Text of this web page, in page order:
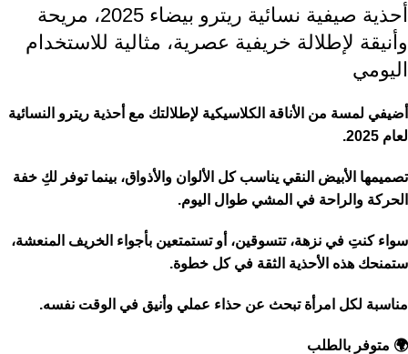
أحذية صيفية نسائية ريترو بيضاء 2025، مريحة
وأنيقة لإطلالة خريفية عصرية، مثالية للاستخدام
اليومي
أضيفي لمسة من الأناقة الكلاسيكية لإطلالتك مع أحذية ريترو النسائية
لعام 2025.
تصميمها الأبيض النقي يناسب كل الألوان والأذواق، بينما توفر لكِ خفة
الحركة والراحة في المشي طوال اليوم.
سواء كنتِ في نزهة، تتسوقين، أو تستمتعين بأجواء الخريف المنعشة،
ستمنحك هذه الأحذية الثقة في كل خطوة.
مناسبة لكل امرأة تبحث عن حذاء عملي وأنيق في الوقت نفسه.
🌍 متوفر بالطلب